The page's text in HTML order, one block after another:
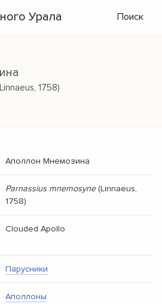
Урала Поиск
1758)
Аполлон Мнемозина
Parnassius mnemosyne(Linnaeus,
1758)
Clouded Apollo
Парусники
Аполлоны